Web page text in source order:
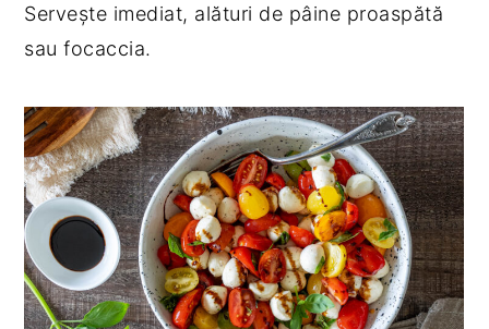
Servește imediat, alături de pâine proaspătă
sau focaccia.